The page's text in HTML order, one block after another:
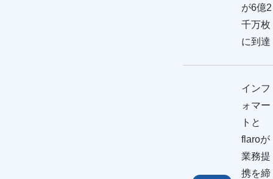
が6億2
千万枚
に到達
インフ
ォマー
トと
flaroが
業務提
携を締